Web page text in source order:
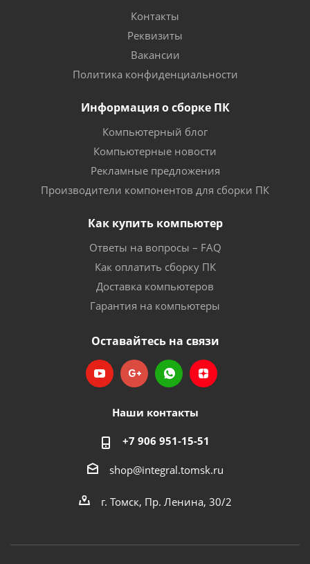
Контакты
Реквизиты
Вакансии
Политика конфиденциальности
Информация о сборке ПК
Компьютерный блог
Компьютерные новости
Рекламные предложения
Производители компонентов для сборки ПК
Как купить компьютер
Ответы на вопросы – FAQ
Как оплатить сборку ПК
Доставка компьютеров
Гарантия на компьютеры
Оставайтесь на связи
Наши контакты
+7 906 951-15-51
shop@integral.tomsk.ru
г. Томск, Пр. Ленина, 30/2